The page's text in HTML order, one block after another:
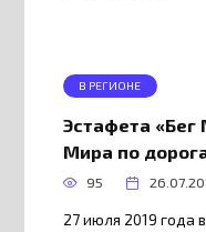
В РЕГИОНЕ
Эстафета
Мира по
95
27 июля 2019 года